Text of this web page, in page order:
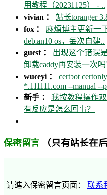
用教程（20231125） - ..
vivian ： 站长toranger
fox ： 麻煩博主更新一
debian10 os，每次自建..
guest ： 出现这个错误
卸载caddy再安装一次吗
wuceyi ： certbot
*.111111.com --manual --
新手 ： 我按教程操作双
有反应是怎么回事？
保密留言 （只有站长在
请進入保密留言页面： 联系